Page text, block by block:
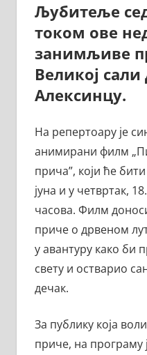
Љубитеље
током ове
занимљиве
Великој
Алексинцу.
На репертоару је
анимирани филм
прича”, који ће
јуна и у четвртак,
часова. Филм
приче о дрвеном
у авантуру како би
свету и остварио
дечак.
За публику која
приче, на програму